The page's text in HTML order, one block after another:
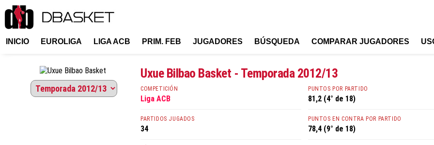
INICIO EUROLIGA LIGA ACB PRIM. FEB JUGADORES BÚSQUEDA COMPARAR JUGADORES
Uxue Bilbao Basket - Temporada 2012/13
COMPETICIÓN
Liga ACB
PARTIDOS JUGADOS
34
PUNTOS POR PARTIDO
81,2 (4° de 18)
PUNTOS EN CONTRA POR PARTIDO
78,4 (9° de 18)